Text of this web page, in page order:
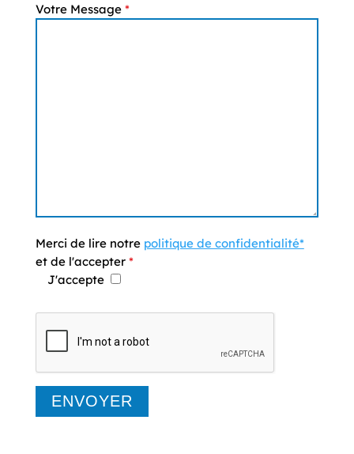
Votre Message *
Merci de lire notre politique de confidentialité*
et de l'accepter *
J'accepte